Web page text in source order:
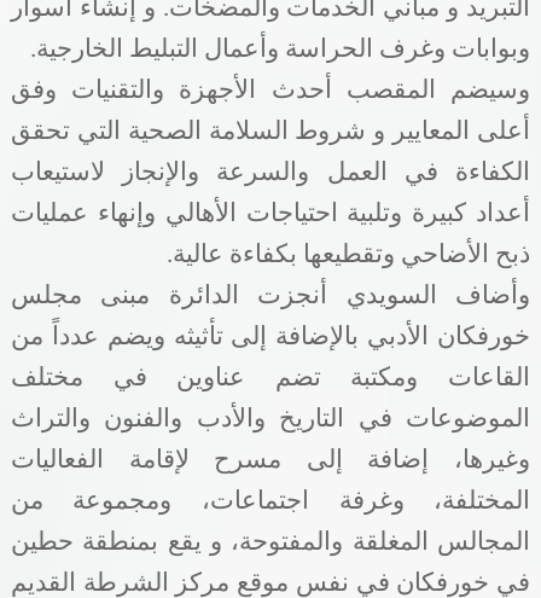
التبريد و مباني الخدمات والمضخات. و إنشاء أسوار
وبوابات وغرف الحراسة وأعمال التبليط الخارجية.
وسيضم المقصب أحدث الأجهزة والتقنيات وفق
أعلى المعايير و شروط السلامة الصحية التي تحقق
الكفاءة في العمل والسرعة والإنجاز لاستيعاب
أعداد كبيرة وتلبية احتياجات الأهالي وإنهاء عمليات
ذبح الأضاحي وتقطيعها بكفاءة عالية.
وأضاف السويدي أنجزت الدائرة مبنى مجلس
خورفكان الأدبي بالإضافة إلى تأثيثه ويضم عدداً من
القاعات ومكتبة تضم عناوين في مختلف
الموضوعات في التاريخ والأدب والفنون والتراث
وغيرها، إضافة إلى مسرح لإقامة الفعاليات
المختلفة، وغرفة اجتماعات، ومجموعة من
المجالس المغلقة والمفتوحة، و يقع بمنطقة حطين
في خورفكان في نفس موقع مركز الشرطة القديم